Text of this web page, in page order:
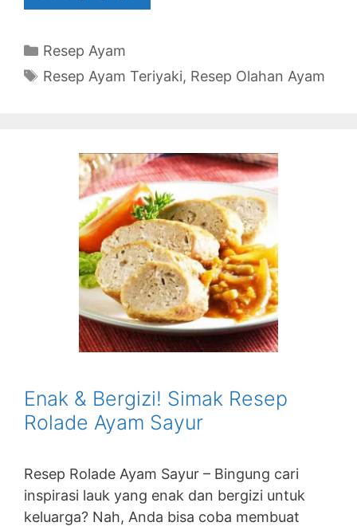
Categories
Resep Ayam
Tags
Resep Ayam Teriyaki, Resep Olahan Ayam
Enak & Bergizi! Simak Resep
Rolade Ayam Sayur
Resep Rolade Ayam Sayur – Bingung cari
inspirasi lauk yang enak dan bergizi untuk
keluarga? Nah, Anda bisa coba membuat